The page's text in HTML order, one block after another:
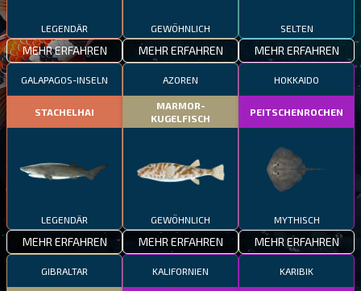
LEGENDÄR
MEHR ERFAHREN
GEWÖHNLICH
MEHR ERFAHREN
SELTEN
MEHR ERFAHREN
GALAPAGOS-INSELN
STACHELHAI
LEGENDÄR
MEHR ERFAHREN
AZOREN
MARMOR-
KUGELFISCH
GEWÖHNLICH
MEHR ERFAHREN
HOKKAIDO
PEITSCHENROCHEN
MYTHISCH
MEHR ERFAHREN
GIBRALTAR KALIFORNIEN KARIBIK